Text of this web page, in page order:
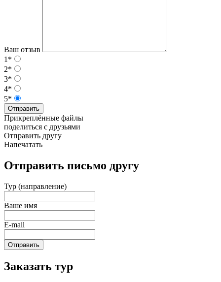
Ваш отзыв
1*
2*
3*
4*
5*
Отправить
Прикреплённые файлы
поделиться с друзьями
Отправить другу
Напечатать
Отправить письмо другу
Тур (направление)
Ваше имя
E-mail
Отправить
Заказать тур